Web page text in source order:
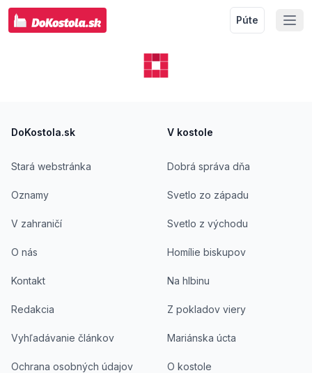
Púte
DoKostola.sk
Stará webstránka
Oznamy
V zahraničí
O nás
Kontakt
Redakcia
Vyhľadávanie článkov
Ochrana osobných údajov
V kostole
Dobrá správa dňa
Svetlo zo západu
Svetlo z východu
Homílie biskupov
Na hlbinu
Z pokladov viery
Mariánska úcta
O kostole